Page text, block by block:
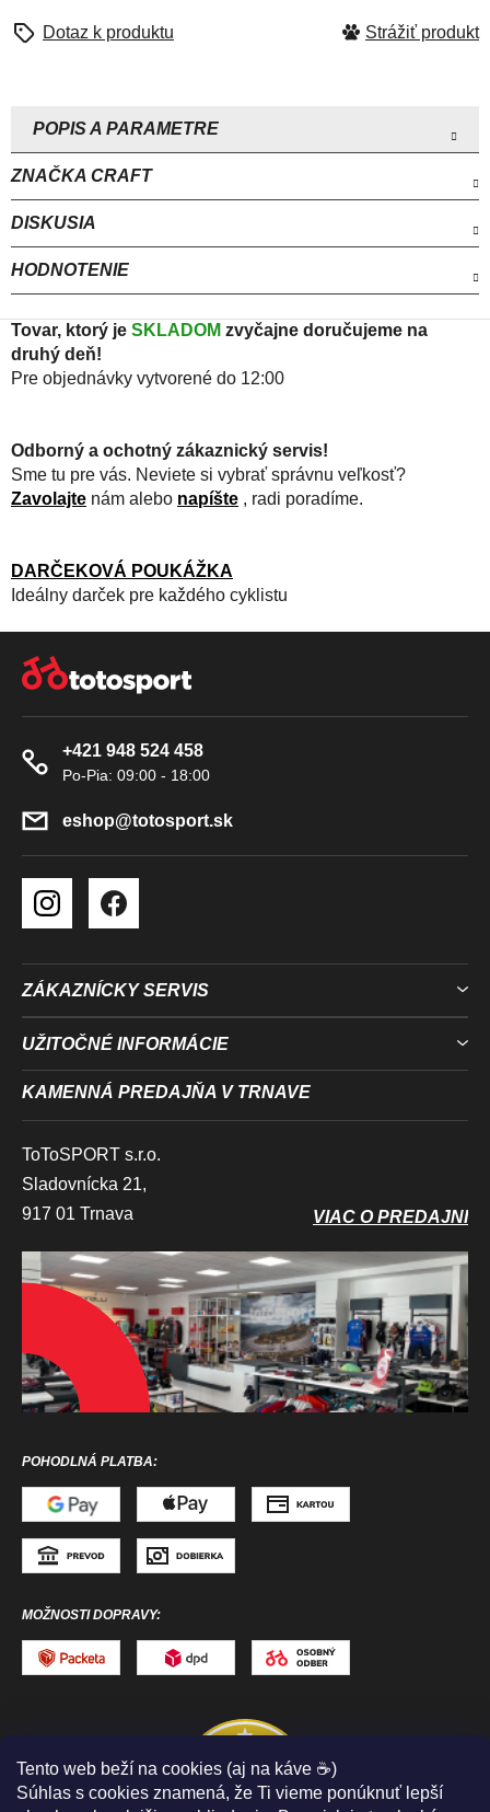
Tento web beží na cookies (aj na káve ☕)
Súhlas s cookies znamená, že Ti vieme ponúknuť lepší
Strážiť
Tovar, ktorý je SKLADOM zvyčajne doručujeme na
druhý deň!
Pre objednávky vytvorené do 12:00
Odborný a ochotný zákaznický servis!
Sme tu pre vás. Neviete si vybrať správnu veľkosť?
Zavolajte nám alebo napíšte , radi poradíme.
DARČEKOVÁ POUKÁŽKA
Ideálny darček pre každého cyklistu
ZNAČKA CRAFT
DISKUSIA
HODNOTENIE
eshop@totosport.sk
+421 948 524 458
ZÁKAZNÍCKY SERVIS
UŽITOČNÉ INFORMÁCIE
KAMENNÁ PREDAJŇA V TRNAVE
ToToSPORT s.r.o.
Sladovnícka 21,
917 01 Trnava
VIAC O PREDAJNI
POHODLNÁ PLATBA:
MOŽNOSTI DOPRAVY: